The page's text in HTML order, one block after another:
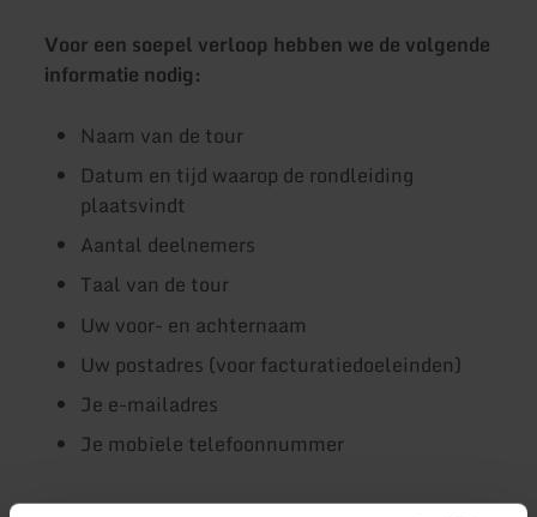
Voor een soepel verloop hebben we de volgende
informatie nodig:
Naam van de tour
Datum en tijd waarop de rondleiding
plaatsvindt
Aantal deelnemers
Taal van de tour
Uw voor- en achternaam
Uw postadres (voor facturatiedoeleinden)
Je e-mailadres
Je mobiele telefoonnummer